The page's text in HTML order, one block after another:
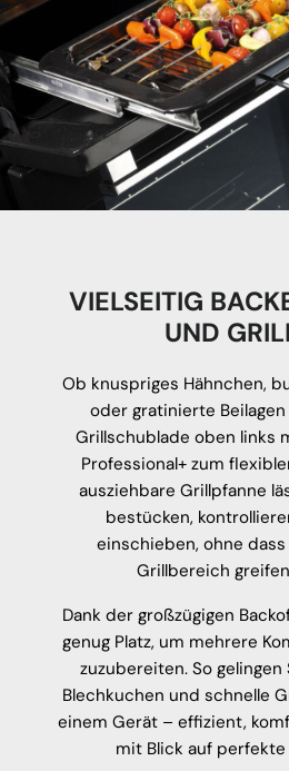
VIELSEITIG
UND
Ob knuspriges Hähnchen,
oder gratinierte
Grillschublade oben links
Professional+ zum
ausziehbare Grillpfanne
bestücken,
einschieben, ohne
Grillbereich
Dank der großzügigen
genug Platz, um mehrere
zuzubereiten. So
Blechkuchen und schnelle
einem Gerät – effizient,
mit Blick auf perfekte